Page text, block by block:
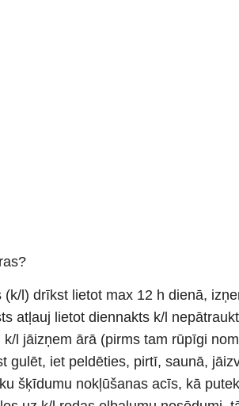
(k/l) drīkst lietot max 12 h dienā,
atļauj lietot diennakts k/l
k/l jāizņem ārā (pirms tam rūpīgi
gulēt, iet peldēties, pirtī, saunā,
šķīdumu nokļūšanas acīs, kā